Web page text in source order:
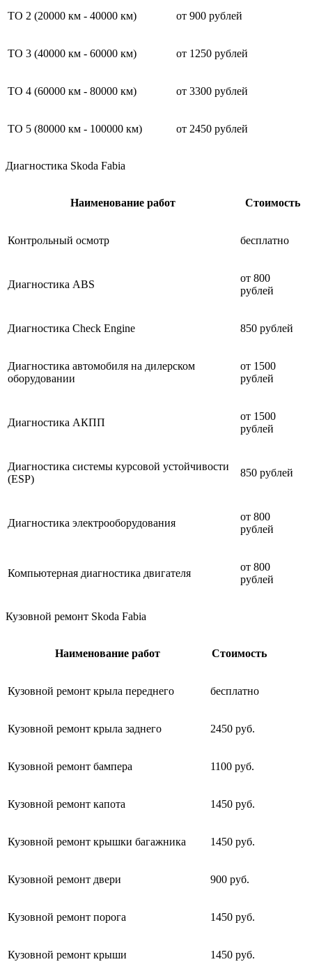
ТО 2 (20000 км - 40000 км) от 900 рублей
ТО 3 (40000 км - 60000 км) от 1250 рублей
ТО 4 (60000 км - 80000 км) от 3300 рублей
ТО 5 (80000 км - 100000 км) от 2450 рублей
Диагностика Skoda Fabia
Наименование работ Стоимость
Контрольный осмотр бесплатно
Диагностика ABS
от 800
рублей
Диагностика Check Engine 850 рублей
Диагностика автомобиля на дилерском
оборудовании
от 1500
рублей
Диагностика АКПП
от 1500
рублей
Диагностика системы курсовой устойчивости
(ESP)
850 рублей
Диагностика электрооборудования
от 800
рублей
Компьютерная диагностика двигателя
от 800
рублей
Кузовной ремонт Skoda Fabia
Наименование работ Стоимость
Кузовной ремонт крыла переднего бесплатно
Кузовной ремонт крыла заднего 2450 руб.
Кузовной ремонт бампера 1100 руб.
Кузовной ремонт капота 1450 руб.
Кузовной ремонт крышки багажника 1450 руб.
Кузовной ремонт двери 900 руб.
Кузовной ремонт порога 1450 руб.
Кузовной ремонт крыши 1450 руб.